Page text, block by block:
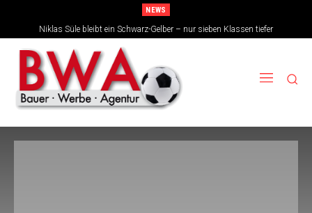
NEWS
Niklas Süle bleibt ein Schwarz-Gelber – nur sieben Klassen tiefer